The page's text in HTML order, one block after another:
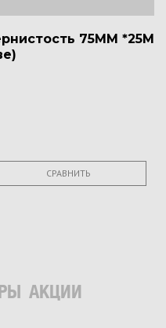
75ММ *25М
СРАВНИТЬ
АКЦИИ